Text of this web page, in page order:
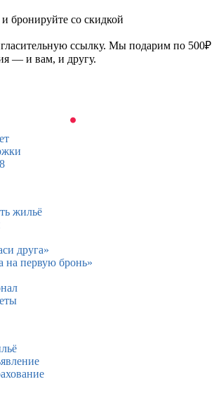
бронируйте со скидкой
ссылку. Мы подарим по 500₽
— и вам, и другу.
жильё
друга»
на первую бронь»